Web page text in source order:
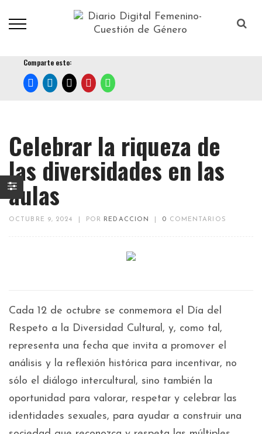
Comparte esto:
Celebrar la riqueza de
las diversidades en las
aulas
OCTUBRE 9, 2024 POR REDACCION 0 COMENTARIOS
Cada 12 de octubre se conmemora el Día del
Respeto a la Diversidad Cultural, y, como tal,
representa una fecha que invita a promover el
análisis y la reflexión histórica para incentivar, no
sólo el diálogo intercultural, sino también la
oportunidad para valorar, respetar y celebrar las
identidades sexuales, para ayudar a construir una